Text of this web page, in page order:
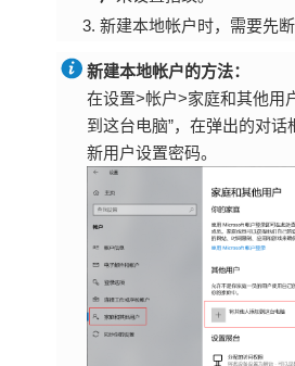
新建本地帐户时，需要先断
新建本地帐户的方法：
在设置>帐户>家庭和其他用
到这台电脑”，在弹出的对
新用户设置密码。